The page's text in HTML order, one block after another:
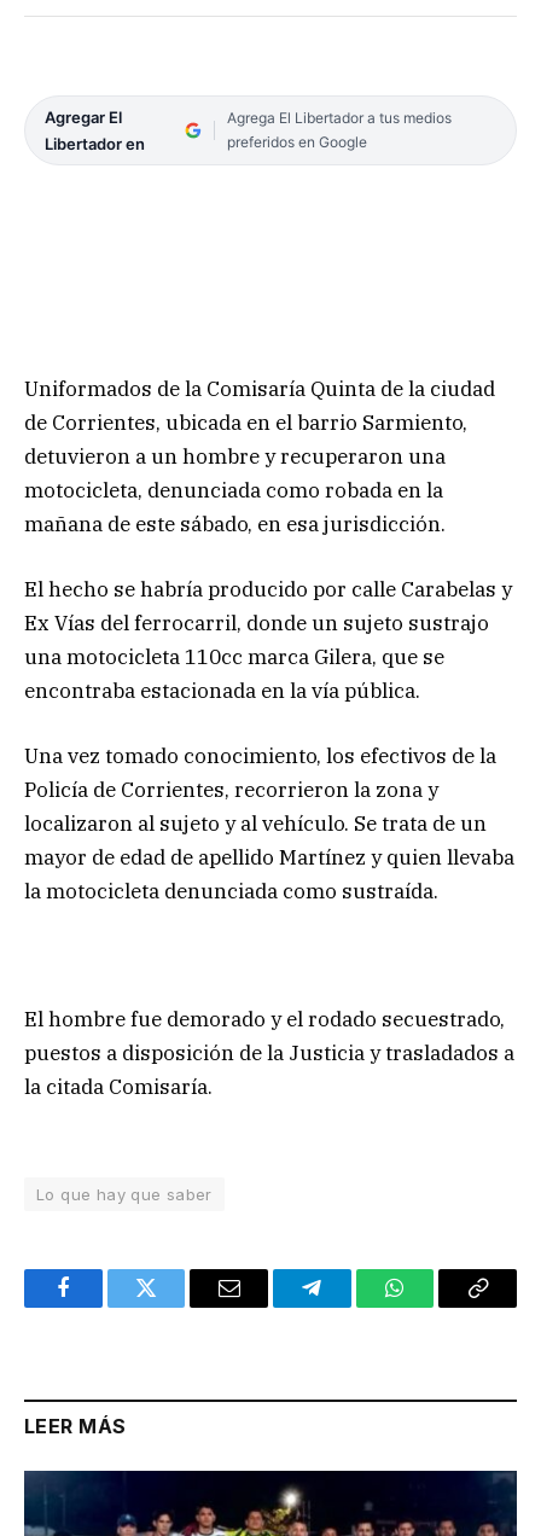
Agregar El
Libertador en
Agrega El Libertador a tus medios
preferidos en Google
Uniformados de la Comisaría Quinta de la ciudad
de Corrientes, ubicada en el barrio Sarmiento,
detuvieron a un hombre y recuperaron una
motocicleta, denunciada como robada en la
mañana de este sábado, en esa jurisdicción.
El hecho se habría producido por calle Carabelas y
Ex Vías del ferrocarril, donde un sujeto sustrajo
una motocicleta 110cc marca Gilera, que se
encontraba estacionada en la vía pública.
Una vez tomado conocimiento, los efectivos de la
Policía de Corrientes, recorrieron la zona y
localizaron al sujeto y al vehículo. Se trata de un
mayor de edad de apellido Martínez y quien llevaba
la motocicleta denunciada como sustraída.
El hombre fue demorado y el rodado secuestrado,
puestos a disposición de la Justicia y trasladados a
la citada Comisaría.
Lo que hay que saber
FacebookTwitter Email TelegramWhatsAppCopy
LEER MÁS